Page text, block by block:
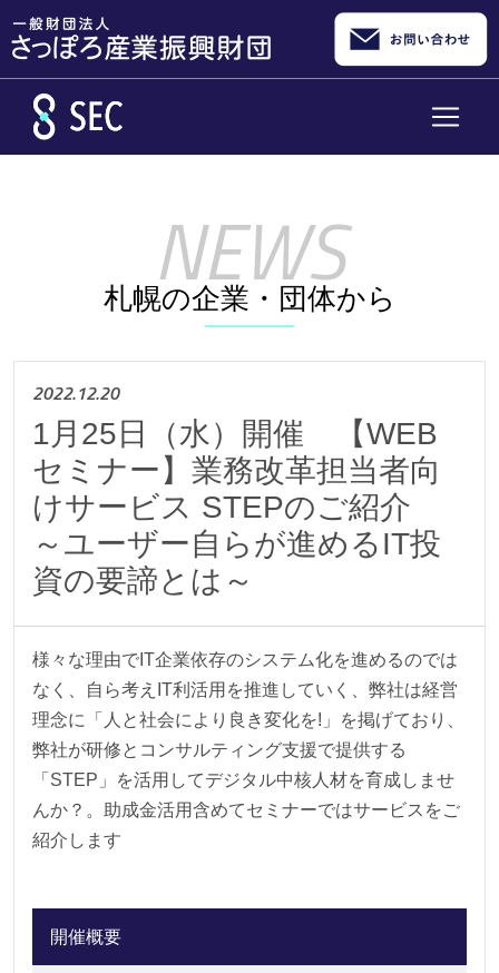
札幌の企業・団体から
2022.12.20
1月25日（水）開催 【WEB
セミナー】業務改革担当者向
けサービス STEPのご紹介
～ユーザー自らが進めるIT投
資の要諦とは～
様々な理由でIT企業依存のシステム化を進めるのでは
なく、自ら考えIT利活用を推進していく、弊社は経営
理念に「人と社会により良き変化を!」を掲げており、
弊社が研修とコンサルティング支援で提供する
「STEP」を活用してデジタル中核人材を育成しませ
んか？。助成金活用含めてセミナーではサービスをご
紹介します
開催概要